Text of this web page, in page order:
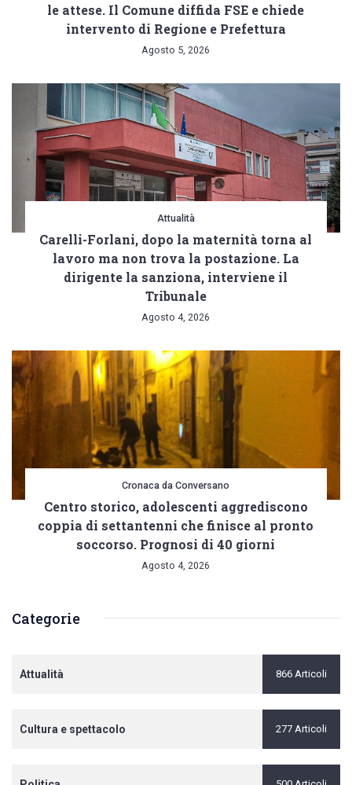
le attese. Il Comune diffida FSE e chiede
intervento di Regione e Prefettura
Agosto 5, 2026
Attualità
Carelli-Forlani, dopo la maternità torna al
lavoro ma non trova la postazione. La
dirigente la sanziona, interviene il
Tribunale
Agosto 4, 2026
Cronaca da Conversano
Centro storico, adolescenti aggrediscono
coppia di settantenni che finisce al pronto
soccorso. Prognosi di 40 giorni
Agosto 4, 2026
Categorie
Attualità 866 Articoli
Cultura e spettacolo 277 Articoli